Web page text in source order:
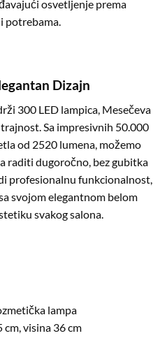
osvetljenje prema
potrebama.
Dizajn
300 LED lampica, Mesečeva
Sa impresivnih 50.000
od 2520 lumena, možemo
raditi dugoročno, bez gubitka
profesionalnu funkcionalnost,
svojom elegantnom belom
svakog salona.
lampa
visina 36 cm